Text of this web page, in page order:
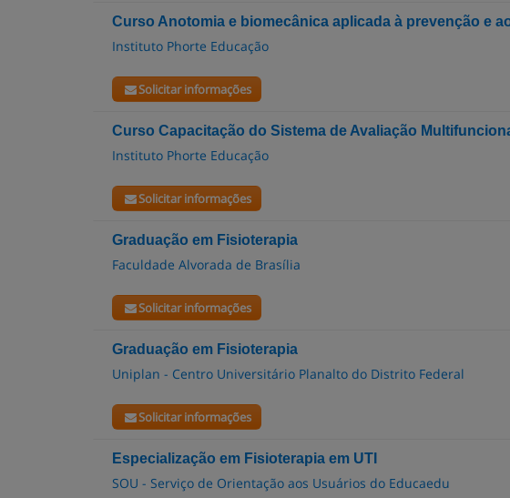
Curso Anotomia e biomecânica aplicada à prevenção e
Instituto Phorte Educação
Solicitar informações
Curso Capacitação do Sistema de Avaliação
Instituto Phorte Educação
Solicitar informações
Graduação em Fisioterapia
Faculdade Alvorada de Brasília
Solicitar informações
Graduação em Fisioterapia
Uniplan - Centro Universitário Planalto do Distrito Federal
Solicitar informações
Especialização em Fisioterapia em UTI
SOU - Serviço de Orientação aos Usuários do Educaedu